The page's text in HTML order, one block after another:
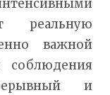
реальную
важной
соблюдения
и